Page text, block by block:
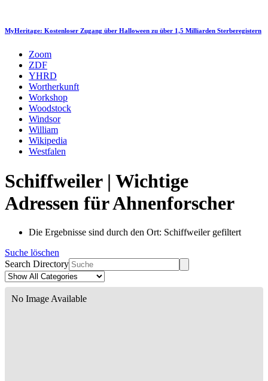
MyHeritage: Kostenloser Zugang über Halloween zu über 1,5 Milliarden Sterberegistern
Zoom
ZDF
YHRD
Wortherkunft
Workshop
Woodstock
Windsor
William
Wikipedia
Westfalen
Schiffweiler | Wichtige
Adressen für Ahnenforscher
Die Ergebnisse sind durch den Ort: Schiffweiler gefiltert
Suche löschen
Search Directory
No Image Available